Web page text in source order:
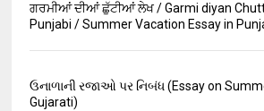
ਗਰਮੀਆਂ ਦੀਆਂ ਛੁੱਟੀਆਂ ਲੇਖ / Garmi diyan
Punjabi / Summer Vacation Essay in
ઉનાળાની રજાઓ પર નિબંધ (Essay on
Gujarati)